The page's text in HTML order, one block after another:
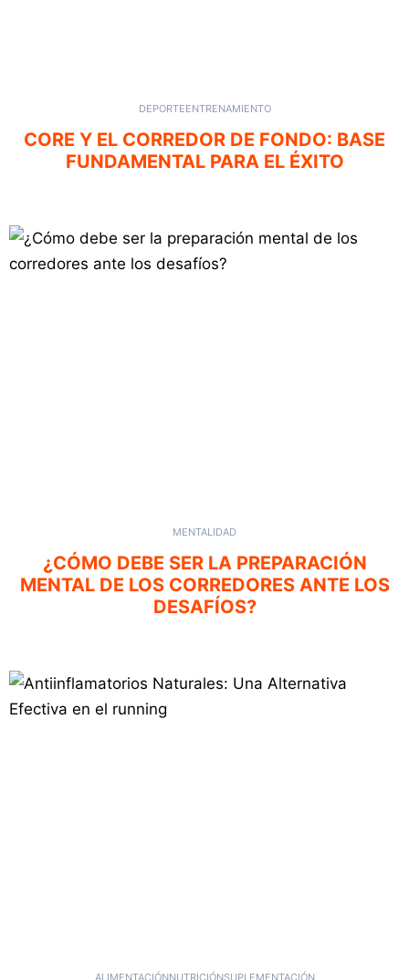
DEPORTEENTRENAMIENTO
CORE Y EL CORREDOR DE FONDO: BASE
FUNDAMENTAL PARA EL ÉXITO
MENTALIDAD
¿CÓMO DEBE SER LA PREPARACIÓN
MENTAL DE LOS CORREDORES ANTE LOS
DESAFÍOS?
ALIMENTACIÓNNUTRICIÓNSUPLEMENTACIÓN